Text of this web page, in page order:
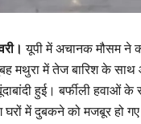
यूपी में अचानक मौसम ने
मथुरा में तेज बारिश के साथ
हुई। बर्फीली हवाओं
घरों में दुबकने को मजबूर हो